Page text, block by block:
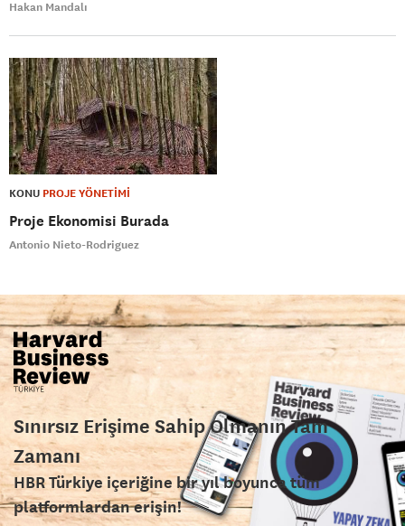
Hakan Mandalı
KONU PROJE YÖNETİMİ
Proje Ekonomisi Burada
Antonio Nieto-Rodriguez
Sınırsız Erişime Sahip Olmanın Tam
Zamanı
HBR Türkiye içeriğine bir yıl boyunca tüm
platformlardan erişin!